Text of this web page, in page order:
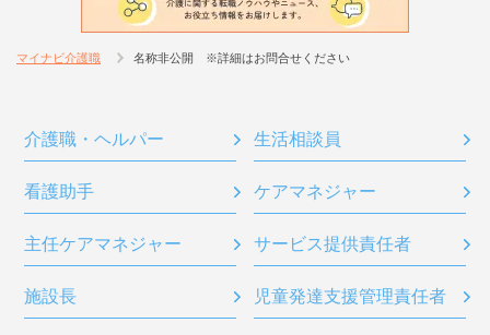
マイナビ介護職 名称非公開 ※詳細はお問合せください
介護職・ヘルパー 生活相談員
看護助手 ケアマネジャー
主任ケアマネジャー サービス提供責任者
施設長 児童発達支援管理責任者